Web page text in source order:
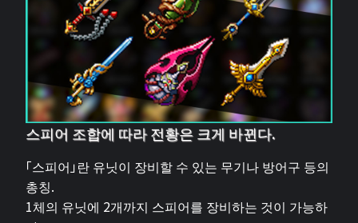
스피어 조합에 따라 전황은 크게 바뀐다.
「스피어」란 유닛이 장비할 수 있는 무기나 방어구 등의
총칭.
1체의 유닛에 2개까지 스피어를 장비하는 것이 가능하